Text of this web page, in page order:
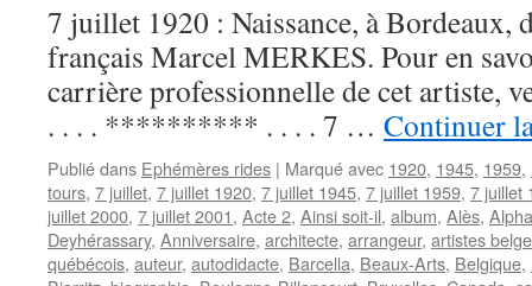
Sida
en
7 juillet 1920 : Naissance, à Bordeaux,
français Marcel MERKES. Pour en
carrière professionnelle de cet artiste,
. . . . ********** . . . . 7 … Continuer
Publié dans Ephémères rides | Marqué avec 1920, 1945, 1959,
tours, 7 juillet, 7 juillet 1920, 7 juillet 1945, 7 juillet 1959, 7 juillet
juillet 2000, 7 juillet 2001, Acte 2, Ainsi soit-il, album, Alès,
Deyhérassary, Anniversaire, architecte, arrangeur, artistes
québécois, auteur, autodidacte, Barcella, Beaux-Arts, Belgique,